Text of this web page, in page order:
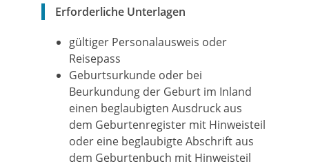
Erforderliche Unterlagen
gültiger Personalausweis oder
Reisepass
Geburtsurkunde oder bei
Beurkundung der Geburt im Inland
einen beglaubigten Ausdruck aus
dem Geburtenregister mit Hinweisteil
oder eine beglaubigte Abschrift aus
dem Geburtenbuch mit Hinweisteil